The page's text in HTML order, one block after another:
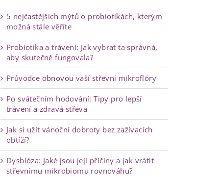
5 nejčastějších mýtů o probiotikách, kterým
možná stále věříte
Probiotika a trávení: Jak vybrat ta správná,
aby skutečně fungovala?
Průvodce obnovou vaší střevní mikroflóry
Po svátečním hodování: Tipy pro lepší
trávení a zdravá střeva
Jak si užít vánoční dobroty bez zažívacích
obtíží?
Dysbióza: Jaké jsou její příčiny a jak vrátit
střevnímu mikrobiomu rovnováhu?